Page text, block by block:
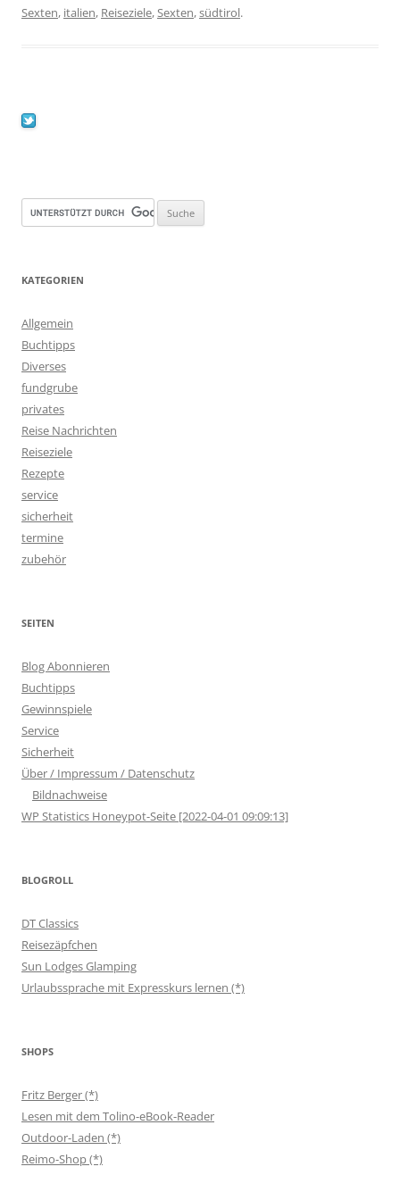
Sexten, italien, Reiseziele,Sexten,südtirol.
KATEGORIEN
Allgemein
Buchtipps
Diverses
fundgrube
privates
Reise Nachrichten
Reiseziele
Rezepte
service
sicherheit
termine
zubehör
SEITEN
Blog Abonnieren
Buchtipps
Gewinnspiele
Service
Sicherheit
Über / Impressum / Datenschutz
Bildnachweise
WP Statistics Honeypot-Seite [2022-04-01 09:09:13]
BLOGROLL
DT Classics
Reisezäpfchen
Sun Lodges Glamping
Urlaubssprache mit Expresskurs lernen (*)
SHOPS
Fritz Berger (*)
Lesen mit dem Tolino-eBook-Reader
Outdoor-Laden (*)
Reimo-Shop (*)